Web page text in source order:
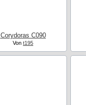
Corydoras C090
Von t195